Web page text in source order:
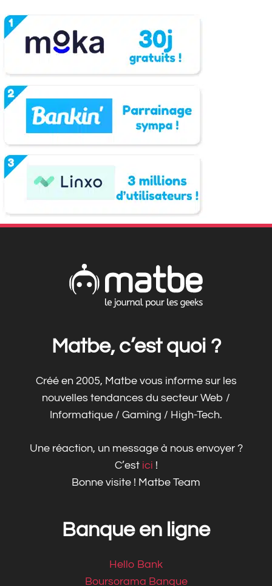
Matbe, c’est quoi ?
Créé en 2005, Matbe vous informe sur les
nouvelles tendances du secteur Web /
Informatique / Gaming / High-Tech.
Une réaction, un message à nous envoyer ?
C’est ici !
Bonne visite ! Matbe Team
Banque en ligne
Hello Bank
Boursorama Banque